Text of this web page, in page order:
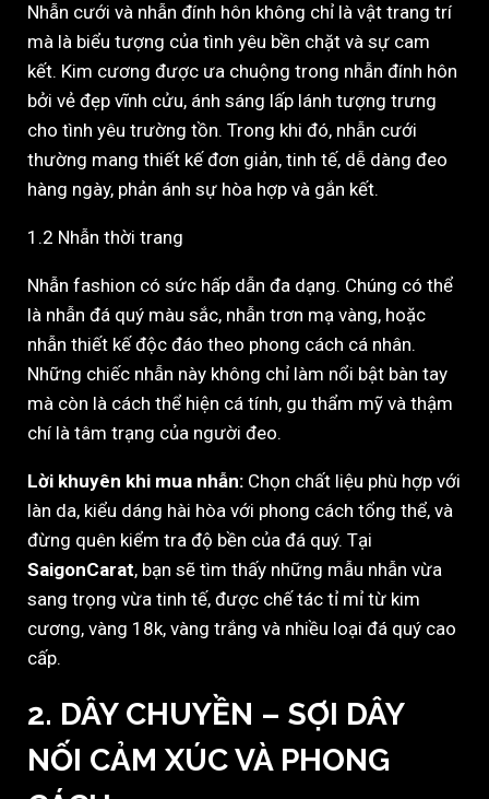
Nhẫn cưới và nhẫn đính hôn không chỉ là vật trang trí
mà là biểu tượng của tình yêu bền chặt và sự cam
kết. Kim cương được ưa chuộng trong nhẫn đính hôn
bởi vẻ đẹp vĩnh cửu, ánh sáng lấp lánh tượng trưng
cho tình yêu trường tồn. Trong khi đó, nhẫn cưới
thường mang thiết kế đơn giản, tinh tế, dễ dàng đeo
hàng ngày, phản ánh sự hòa hợp và gắn kết.
1.2 Nhẫn thời trang
Nhẫn fashion có sức hấp dẫn đa dạng. Chúng có thể
là nhẫn đá quý màu sắc, nhẫn trơn mạ vàng, hoặc
nhẫn thiết kế độc đáo theo phong cách cá nhân.
Những chiếc nhẫn này không chỉ làm nổi bật bàn tay
mà còn là cách thể hiện cá tính, gu thẩm mỹ và thậm
chí là tâm trạng của người đeo.
Lời khuyên khi mua nhẫn: Chọn chất liệu phù hợp với
làn da, kiểu dáng hài hòa với phong cách tổng thể, và
đừng quên kiểm tra độ bền của đá quý. Tại
SaigonCarat, bạn sẽ tìm thấy những mẫu nhẫn vừa
sang trọng vừa tinh tế, được chế tác tỉ mỉ từ kim
cương, vàng 18k, vàng trắng và nhiều loại đá quý cao
cấp.
2. DÂY CHUYỀN – SỢI DÂY
NỐI CẢM XÚC VÀ PHONG